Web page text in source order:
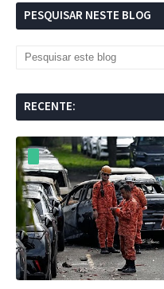
PESQUISAR NESTE BLOG
RECENTE: